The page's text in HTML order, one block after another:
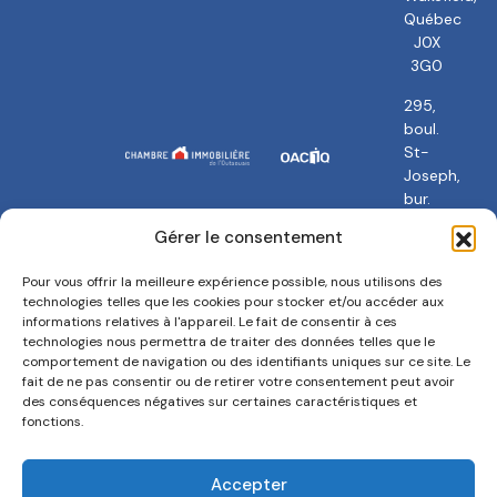
Gérer le consentement
Pour vous offrir la meilleure expérience possible, nous utilisons des
technologies telles que les cookies pour stocker et/ou accéder aux
informations relatives à l'appareil. Le fait de consentir à ces
technologies nous permettra de traiter des données telles que le
comportement de navigation ou des identifiants uniques sur ce site. Le
fait de ne pas consentir ou de retirer votre consentement peut avoir
des conséquences négatives sur certaines caractéristiques et
fonctions.
Accepter
Québec
J0X
3G0
295,
boul.
St-
Joseph,
bur.
Gatineau,
J8Y
Politique de confidentialité Termes et conditions